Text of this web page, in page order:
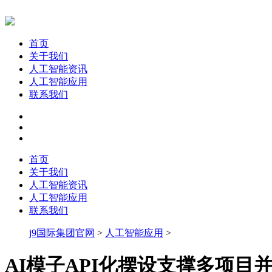
首页
关于我们
人工智能资讯
人工智能应用
联系我们
首页
关于我们
人工智能资讯
人工智能应用
联系我们
j9国际集团官网 > 人工智能应用 >
AI模子API化摆设支撑多项目